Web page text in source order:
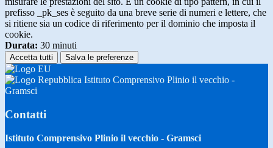
prefisso _pk_ses è seguito da una breve serie di numeri e lettere, che
si ritiene sia un codice di riferimento per il dominio che imposta il
cookie.
Durata: 30 minuti
Accetta tutti Salva le preferenze
Istituto Comprensivo Plinio il vecchio -
Gramsci
Contatti
Istituto Comprensivo Plinio il vecchio - Gramsci